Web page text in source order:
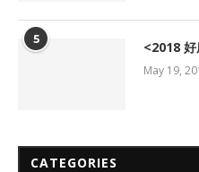
5 <2018
May 19,
CATEGORIES